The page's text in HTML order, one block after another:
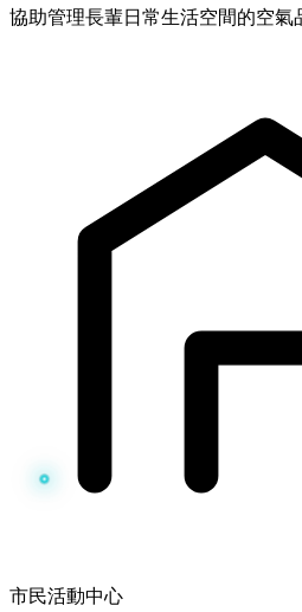
協助管理長輩日常生活空間的空氣
市民活動中心